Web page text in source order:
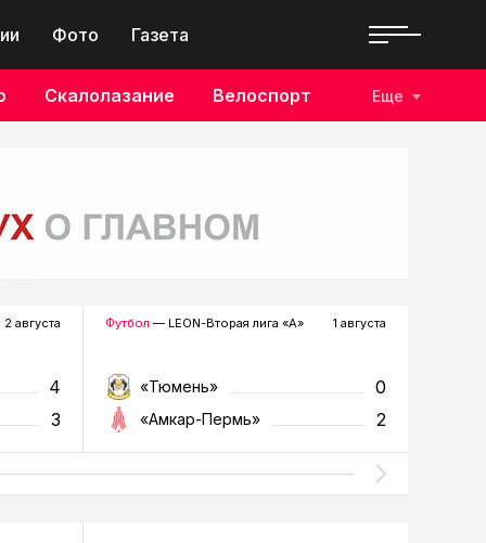
Фото Газета
Скалолазание Велоспорт Еще
2 августа
4
3
Футбол — LEON-Вторая лига «А» 1 августа
«Тюмень» 0
«Амкар-Пермь» 2